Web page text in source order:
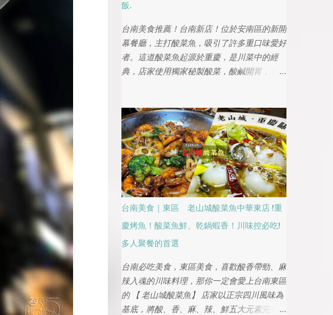
飯.
台南美食推薦！台南新店！位於安南區的新開
幕餐廳，主打酸菜魚，吸引了許多重口味愛好
者。這道酸菜魚起源於重慶，是川菜中的經
典，店家使用獨家秘製酸菜，酸鹹開胃，非常
安南區新興的美食熱點，讓人一嚐就難以忘
懷。
台南美食｜東區 老山城酸菜魚中華東店 !重
慶烤魚！酸菜魚鮮、乾鍋蝦香！川味控必吃!
多人聚餐的首選
台南必吃美食，東區美食，喜歡酸香帶勁、麻
辣入魂的川味料理，那你一定會愛上台南東區
的 【 老山城酸菜魚】 店家以正宗四川風味為
基底，將酸、香、麻、辣、鮮五大元素完美融